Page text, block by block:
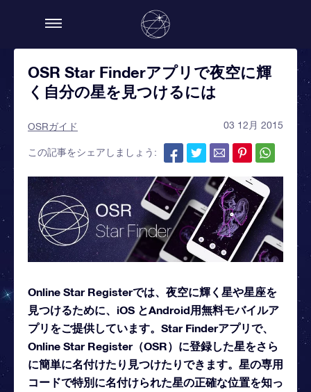
OSR Star Finderアプリで夜空に輝
く自分の星を見つけるには
OSRガイド 03 12月 2015
この記事をシェアしましょう:
Online Star Registerでは、夜空に輝く星や星座を
見つけるために、iOS とAndroid用無料モバイルア
プリをご提供しています。Star Finderアプリで、
Online Star Register（OSR）に登録した星をさら
に簡単に名付けたり見つけたりできます。星の専用
コードで特別に名付けられた星の正確な位置を知っ